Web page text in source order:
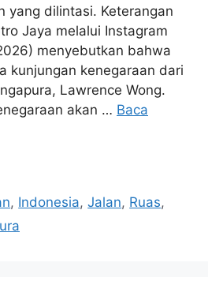
yang dilintasi. Keterangan
Jaya melalui Instagram
menyebutkan bahwa
kunjungan kenegaraan dari
Lawrence Wong.
akan … Baca
, Indonesia,Jalan, Ruas,